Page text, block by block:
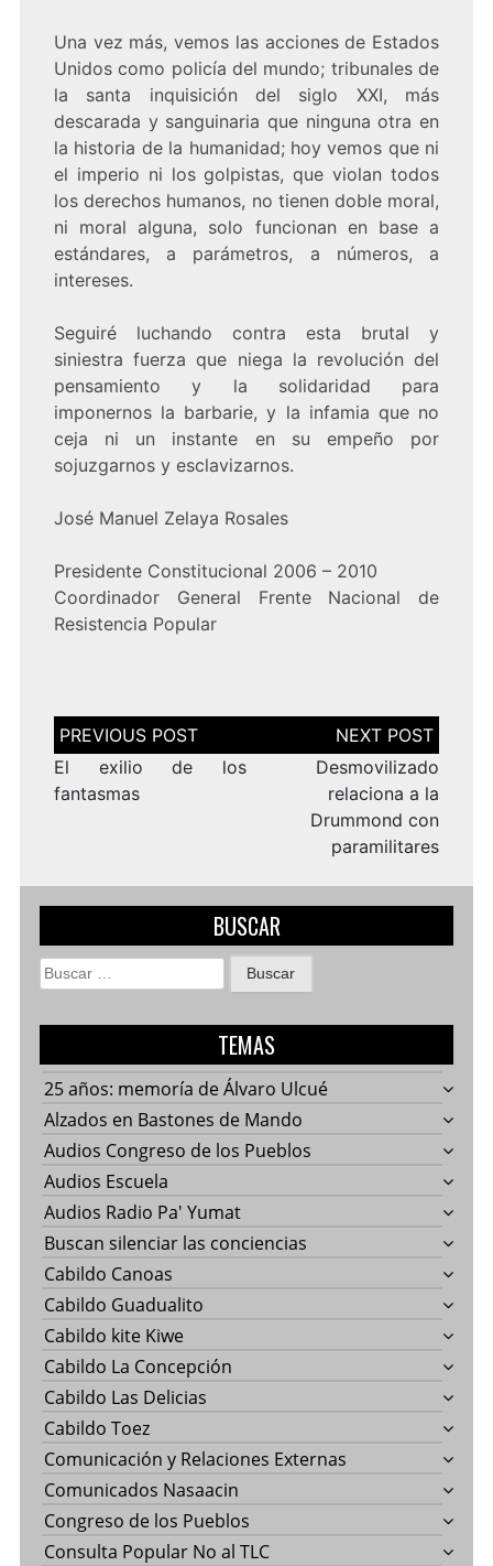
Una vez más, vemos las acciones de Estados
Unidos como policía del mundo; tribunales de
la santa inquisición del siglo XXI, más
descarada y sanguinaria que ninguna otra en
la historia de la humanidad; hoy vemos que ni
el imperio ni los golpistas, que violan todos
los derechos humanos, no tienen doble moral,
ni moral alguna, solo funcionan en base a
estándares, a parámetros, a números, a
intereses.
Seguiré luchando contra esta brutal y
siniestra fuerza que niega la revolución del
pensamiento y la solidaridad para
imponernos la barbarie, y la infamia que no
ceja ni un instante en su empeño por
sojuzgarnos y esclavizarnos.
José Manuel Zelaya Rosales
Presidente Constitucional 2006 – 2010
Coordinador General Frente Nacional de
Resistencia Popular
Navegación
de
entradas
El exilio de los
fantasmas
Desmovilizado
relaciona a la
Drummond con
paramilitares
BUSCAR
Buscar:
TEMAS
25 años: memoría de Álvaro Ulcué
Alzados en Bastones de Mando
Audios Congreso de los Pueblos
Audios Escuela
Audios Radio Pa' Yumat
Buscan silenciar las conciencias
Cabildo Canoas
Cabildo Guadualito
Cabildo kite Kiwe
Cabildo La Concepción
Cabildo Las Delicias
Cabildo Toez
Comunicación y Relaciones Externas
Comunicados Nasaacin
Congreso de los Pueblos
Consulta Popular No al TLC